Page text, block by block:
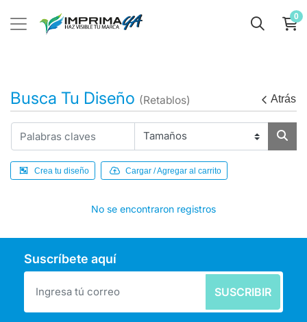
0
Busca Tu Diseño (Retablos) Atrás
Crea tu diseño Cargar / Agregar al carrito
No se encontraron registros
Suscríbete aquí
SUSCRIBIR